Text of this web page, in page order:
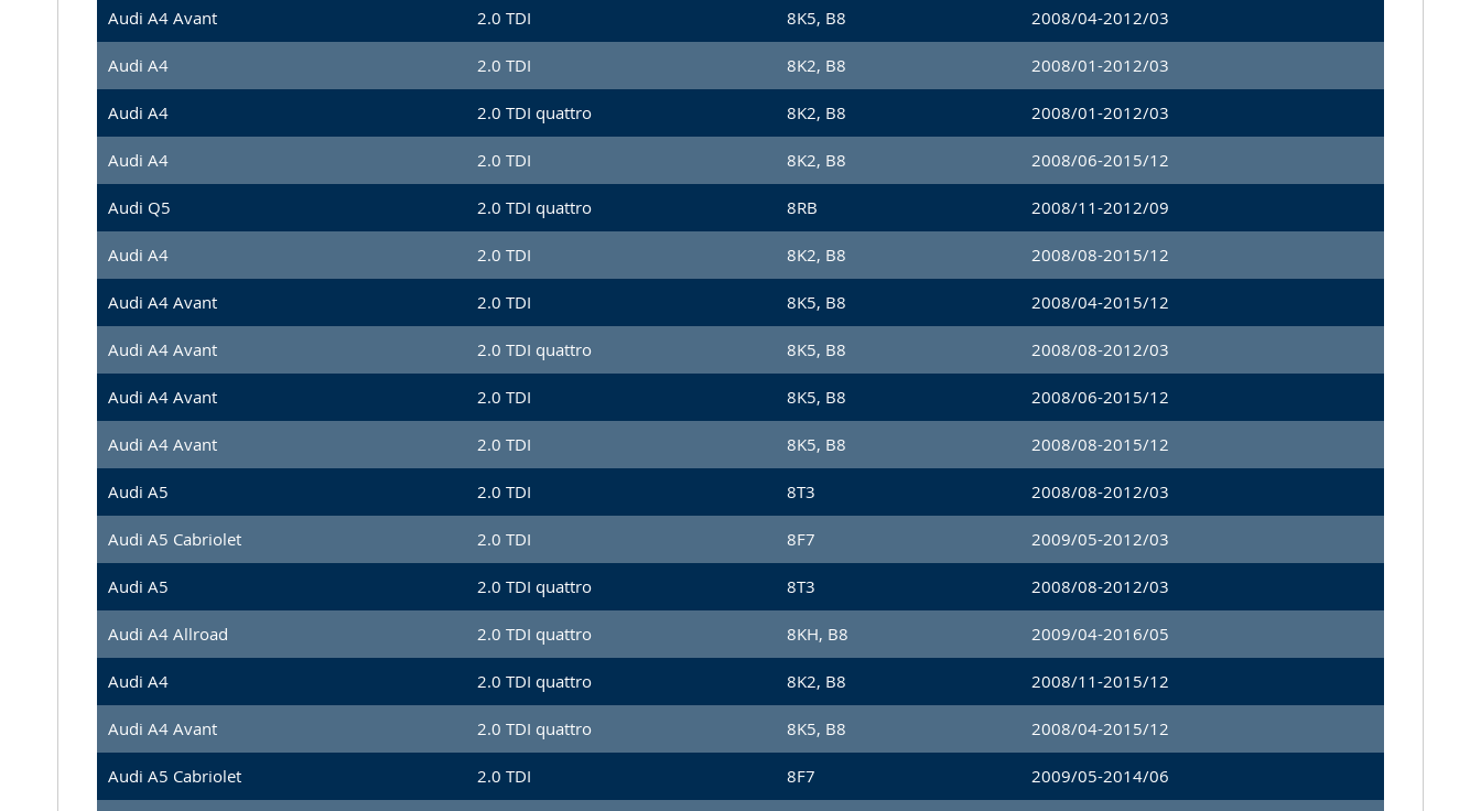
Audi A4 Avant 2.0 TDI 8K5, B8 2008/04-2012/03
Audi A4 2.0 TDI 8K2, B8 2008/01-2012/03
Audi A4 2.0 TDI quattro 8K2, B8 2008/01-2012/03
Audi A4 2.0 TDI 8K2, B8 2008/06-2015/12
Audi Q5 2.0 TDI quattro 8RB 2008/11-2012/09
Audi A4 2.0 TDI 8K2, B8 2008/08-2015/12
Audi A4 Avant 2.0 TDI 8K5, B8 2008/04-2015/12
Audi A4 Avant 2.0 TDI quattro 8K5, B8 2008/08-2012/03
Audi A4 Avant 2.0 TDI 8K5, B8 2008/06-2015/12
Audi A4 Avant 2.0 TDI 8K5, B8 2008/08-2015/12
Audi A5 2.0 TDI 8T3 2008/08-2012/03
Audi A5 Cabriolet 2.0 TDI 8F7 2009/05-2012/03
Audi A5 2.0 TDI quattro 8T3 2008/08-2012/03
Audi A4 Allroad 2.0 TDI quattro 8KH, B8 2009/04-2016/05
Audi A4 2.0 TDI quattro 8K2, B8 2008/11-2015/12
Audi A4 Avant 2.0 TDI quattro 8K5, B8 2008/04-2015/12
Audi A5 Cabriolet 2.0 TDI 8F7 2009/05-2014/06